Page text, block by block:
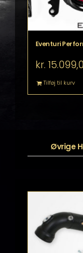
Eventuri
kr.
Tilføj til kurv
Øvrige